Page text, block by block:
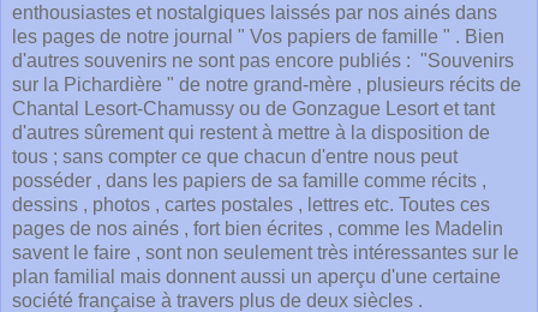
enthousiastes et nostalgiques laissés par nos ainés dans
les pages de notre journal " Vos papiers de famille " . Bien
d'autres souvenirs ne sont pas encore publiés : "Souvenirs
sur la Pichardière " de notre grand-mère , plusieurs récits de
Chantal Lesort-Chamussy ou de Gonzague Lesort et tant
d'autres sûrement qui restent à mettre à la disposition de
tous ; sans compter ce que chacun d'entre nous peut
posséder , dans les papiers de sa famille comme récits ,
dessins , photos , cartes postales , lettres etc. Toutes ces
pages de nos ainés , fort bien écrites , comme les Madelin
savent le faire , sont non seulement très intéressantes sur le
plan familial mais donnent aussi un aperçu d'une certaine
société française à travers plus de deux siècles .